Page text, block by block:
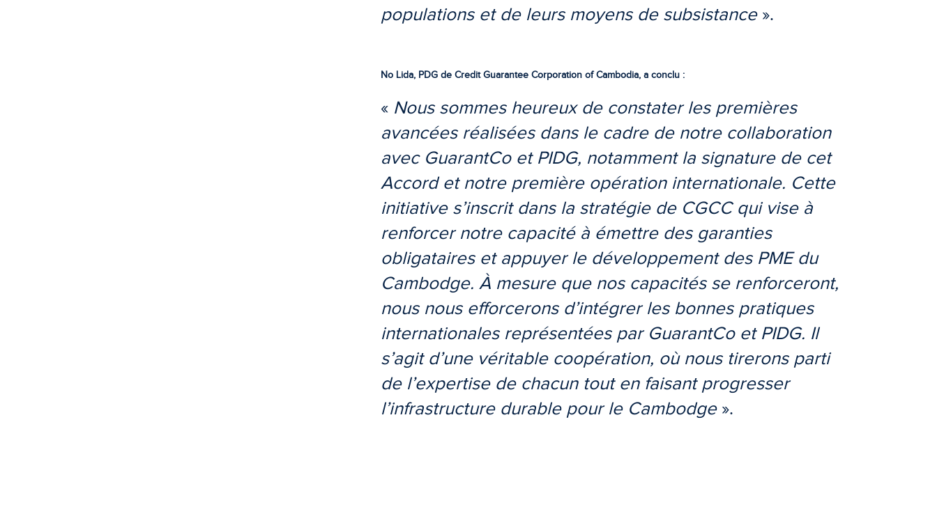
populations et de leurs moyens de subsistance ».
No Lida, PDG de Credit Guarantee Corporation of Cambodia, a conclu :
«Nous sommes heureux de constater les premières
avancées réalisées dans le cadre de notre collaboration
avec GuarantCo et PIDG, notamment la signature de cet
Accord et notre première opération internationale. Cette
initiative s’inscrit dans la stratégie de CGCC qui vise à
renforcer notre capacité à émettre des garanties
obligataires et appuyer le développement des PME du
Cambodge. À mesure que nos capacités se renforceront,
nous nous efforcerons d’intégrer les bonnes pratiques
internationales représentées par GuarantCo et PIDG. Il
s’agit d’une véritable coopération, où nous tirerons parti
de l’expertise de chacun tout en faisant progresser
l’infrastructure durable pour le Cambodge».